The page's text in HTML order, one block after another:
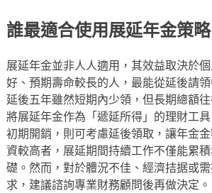
誰最適合使用展延年金策略
展延年金並非人人適用，其效益取決於
好、預期壽命較長的人，最能從延後請
延後五年雖然短期內少領，但長期總額
將展延年金作為「遞延所得」的理財工
初期開銷，則可考慮延後領取，讓年金
資較高者，展延期間持續工作不僅能累
礎。然而，對於體況不佳、經濟拮据或
求，建議諮詢專業財務顧問後再做決定。